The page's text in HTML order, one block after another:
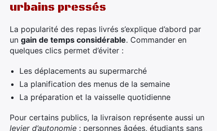
urbains pressés
La popularité des repas livrés s’explique d’abord par
un gain de temps considérable. Commander en
quelques clics permet d’éviter :
Les déplacements au supermarché
La planification des menus de la semaine
La préparation et la vaisselle quotidienne
Pour certains publics, la livraison représente aussi un
levier d’autonomie : personnes âgées, étudiants sans
×
Rechercher